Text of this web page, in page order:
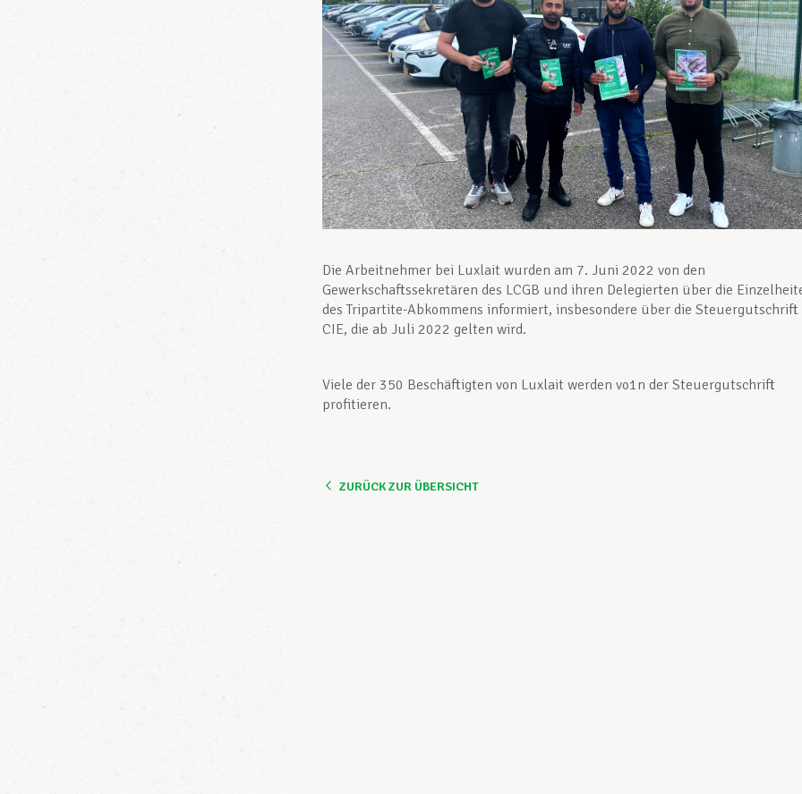
Die Arbeitnehmer bei Luxlait wurden am 7. Juni 2022 von den
Gewerkschaftssekretären des LCGB und ihren Delegierten über die
des Tripartite-Abkommens informiert, insbesondere über die Steuergutschrift
CIE, die ab Juli 2022 gelten wird.
Viele der 350 Beschäftigten von Luxlait werden vo1n der Steuergutschrift
profitieren.
ZURÜCK ZUR ÜBERSICHT